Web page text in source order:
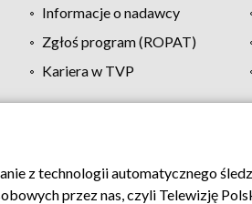
Informacje o nadawcy
Zgłoś program (ROPAT)
Kariera w TVP
Moje zgody Pomoc
z technologii automatycznego
przez nas, czyli Telewizję